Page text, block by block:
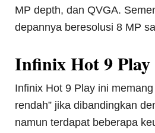
MP depth, dan QVGA.
depannya beresolusi 8 MP
Infinix Hot 9 Play
Infinix Hot 9 Play ini
rendah” jika dibandingkan
namun terdapat beberapa